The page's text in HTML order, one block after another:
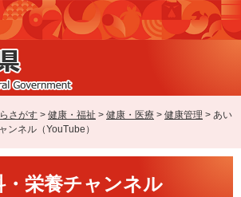
さがす > 健康・福祉 > 健康・医療 > 健康管理 > あい
ンネル（YouTube）
・栄養チャンネル